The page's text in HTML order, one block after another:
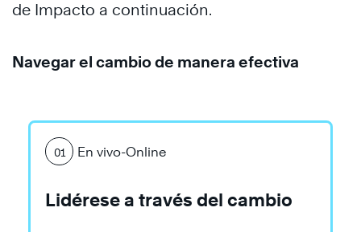
de Impacto a continuación.
Navegar el cambio de manera efectiva
01 En vivo-Online
Lidérese a través del cambio